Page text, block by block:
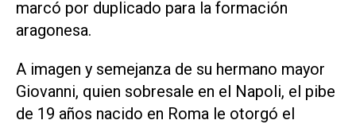
marcó por duplicado para la formación
aragonesa.
A imagen y semejanza de su hermano mayor
Giovanni, quien sobresale en el Napoli, el pibe
de 19 años nacido en Roma le otorgó el